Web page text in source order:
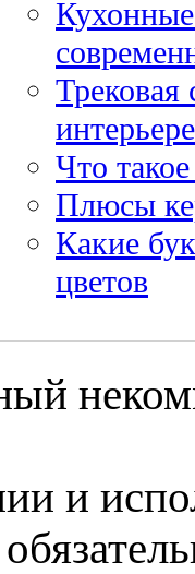
Трековая
интерьере
Что
Плюсы
Какие
цветов
и